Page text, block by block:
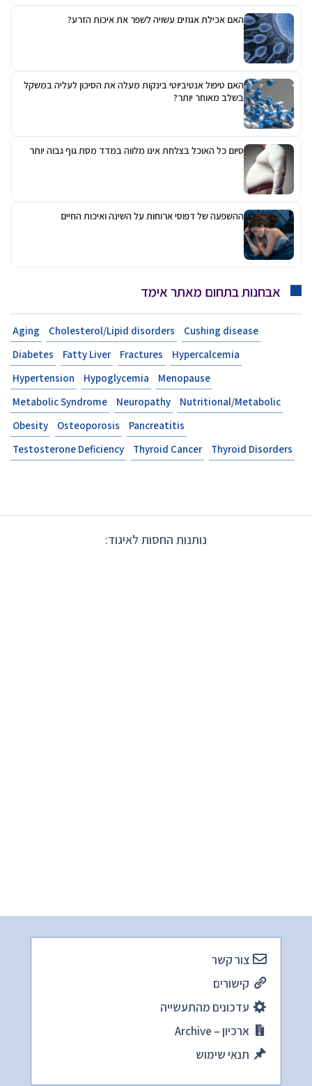
האם אכילת אגוזים עשויה לשפר את איכות הזרע?
האם טיפול אנטיביוטי בינקות מעלה את הסיכון לעליה במשקל
בשלב מאוחר יותר?
סיום כל האוכל בצלחת אינו מלווה במדד מסת גוף גבוה יותר
ההשפעה של דפוסי ארוחות על השינה ואיכות החיים
אבחנות בתחום מאתר אימד
Aging Cholesterol/Lipid disorders
Cushing disease
Diabetes
Fatty Liver Fractures
Hypercalcemia
Hypertension
Hypoglycemia
Menopause
Metabolic Syndrome
Neuropathy
Nutritional/Metabolic
Obesity
Osteoporosis
Pancreatitis
Testosterone Deficiency
Thyroid Cancer Thyroid Disorders
נותנות החסות לאיגוד:
צור קשר
קישורים
עדכונים מהתעשייה
ארכיון – Archive
תנאי שימוש